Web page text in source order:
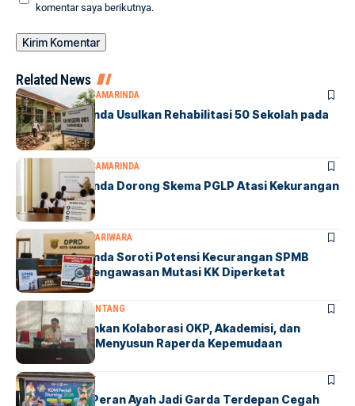
komentar saya berikutnya.
Related News
DPRD SAMARINDASAMARINDA
DPRD Samarinda Usulkan Rehabilitasi 50 Sekolah pada
2027
DPRD SAMARINDA SAMARINDA
DPRD Samarinda Dorong Skema PGLP Atasi Kekurangan
500 Guru
DPRD SAMARINDA PARIWARA
DPRD Samarinda Soroti Potensi Kecurangan SPMB
2027, Minta Pengawasan Mutasi KK Diperketat
BONTANG DPRD BONTANG
Winardi Tekankan Kolaborasi OKP, Akademisi, dan
Pemda dalam Menyusun Raperda Kepemudaan
BONTANGSOCIETY
KDM Dorong Peran Ayah Jadi Garda Terdepan Cegah